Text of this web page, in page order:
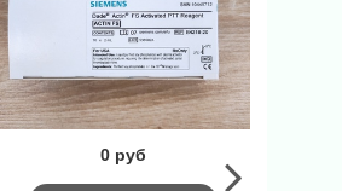
0 руб